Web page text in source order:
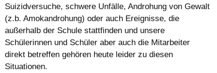
Suizidversuche, schwere Unfälle, Androhung von Gewalt
(z.b. Amokandrohung) oder auch Ereignisse, die
außerhalb der Schule stattfinden und unsere
Schülerinnen und Schüler aber auch die Mitarbeiter
direkt betreffen gehören heute leider zu diesen
Situationen.